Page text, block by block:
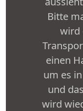
Bitte
wird
einen
um es
und
wird